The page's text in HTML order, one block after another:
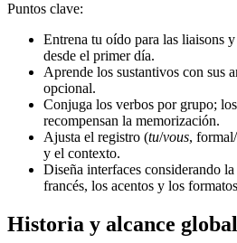
Puntos clave:
Entrena tu oído para las liaisons
desde el primer día.
Aprende los sustantivos con sus
opcional.
Conjuga los verbos por grupo;
recompensan la memorización.
Ajusta el registro (tu/vous,
y el contexto.
Diseña interfaces considerando
francés, los acentos y los
Historia y alcance global